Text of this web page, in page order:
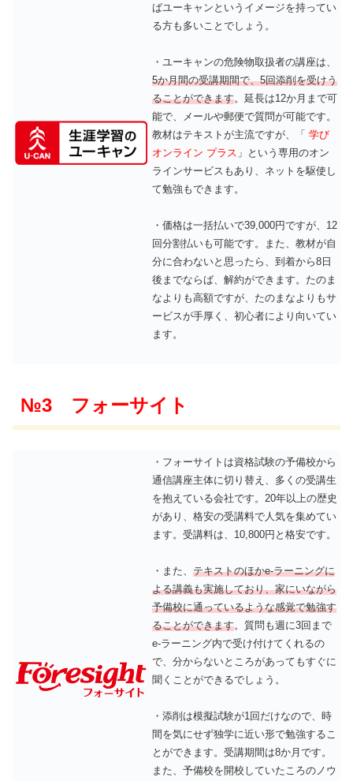
ばユーキャンというイメージを持ってい
る方も多いことでしょう。
・ユーキャンの危険物取扱者の講座は、
5か月間の受講期間で、5回添削を受けう
ることができます。延長は12か月まで可
能で、メールや郵便で質問が可能です。
教材はテキストが主流ですが、「 学び
オンライン プラス 」という専用のオン
ラインサービスもあり、ネットを駆使し
て勉強もできます。
・価格は一括払いで39,000円ですが、12
回分割払いも可能です。また、教材が自
分に合わないと思ったら、到着から8日
後までならば、解約ができます。たのま
なよりも高額ですが、たのまなよりもサ
ービスが手厚く、初心者により向いてい
ます。
№3 フォーサイト
・フォーサイトは資格試験の予備校から
通信講座主体に切り替え、多くの受講生
を抱えている会社です。20年以上の歴史
があり、格安の受講料で人気を集めてい
ます。受講料は、10,800円と格安です。
・また、 テキストのほかe-ラーニングに
よる講義も実施しており、家にいながら
予備校に通っているような感覚で勉強す
ることができます。質問も週に3回まで
e-ラーニング内で受け付けてくれるの
で、分からないところがあってもすぐに
聞くことができるでしょう。
・添削は模擬試験が1回だけなので、時
間を気にせず独学に近い形で勉強するこ
とができます。受講期間は8か月です。
また、予備校を開校していたころのノウ